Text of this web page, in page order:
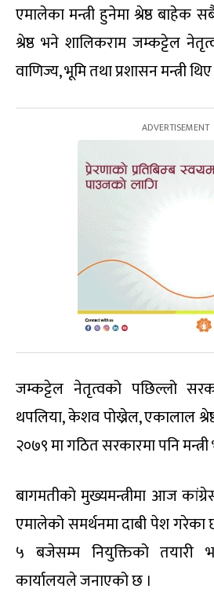
एमालेका मन्त्री हुनेमा श्रेष्ठ बाहेक
श्रेष्ठ भने शालिकराम जम्कट्टेल
वाणिज्य, भूमि तथा प्रशासन मन्त्री थिए
जम्कट्टेल नेतृत्वको पछिल्लो
थपलिया, केशव पोख्रेल, एकालाल
२०७९ मा गठित सरकारमा पनि
बागमतीको मुख्यमन्त्रीमा आज
एमालेको समर्थनमा दाबी पेश
५ बजेसम्म नियुक्तिको तयारी
कार्यालयले जनाएको छ ।